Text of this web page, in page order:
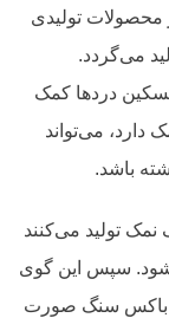
محصولات تولیدی
می‌گردد.
دردها کمک
دارد، می‌تواند
باشد.
نمک تولید می‌کنند
سپس این گوی
باکس سنگ صورت